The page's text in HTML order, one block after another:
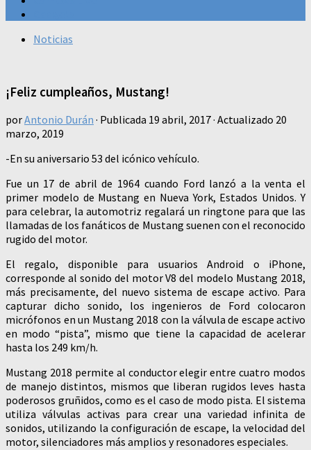
Noticias
¡Feliz cumpleaños, Mustang!
porAntonio Durán · Publicada 19 abril, 2017· Actualizado 20
marzo, 2019
-En su aniversario 53 del icónico vehículo.
Fue un 17 de abril de 1964 cuando Ford lanzó a la venta el
primer modelo de Mustang en Nueva York, Estados Unidos. Y
para celebrar, la automotriz regalará un ringtone para que las
llamadas de los fanáticos de Mustang suenen con el reconocido
rugido del motor.
El regalo, disponible para usuarios Android o iPhone,
corresponde al sonido del motor V8 del modelo Mustang 2018,
más precisamente, del nuevo sistema de escape activo. Para
capturar dicho sonido, los ingenieros de Ford colocaron
micrófonos en un Mustang 2018 con la válvula de escape activo
en modo “pista”, mismo que tiene la capacidad de acelerar
hasta los 249 km/h.
Mustang 2018 permite al conductor elegir entre cuatro modos
de manejo distintos, mismos que liberan rugidos leves hasta
poderosos gruñidos, como es el caso de modo pista. El sistema
utiliza válvulas activas para crear una variedad infinita de
sonidos, utilizando la configuración de escape, la velocidad del
motor, silenciadores más amplios y resonadores especiales.